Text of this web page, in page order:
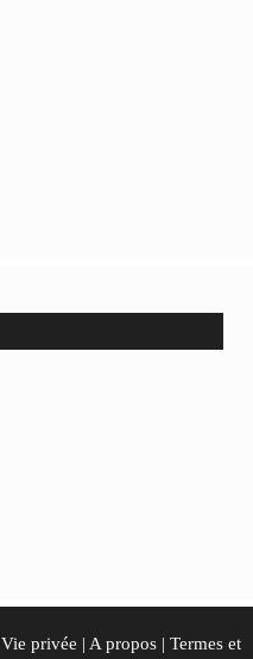
Vie privée | A propos | Termes et